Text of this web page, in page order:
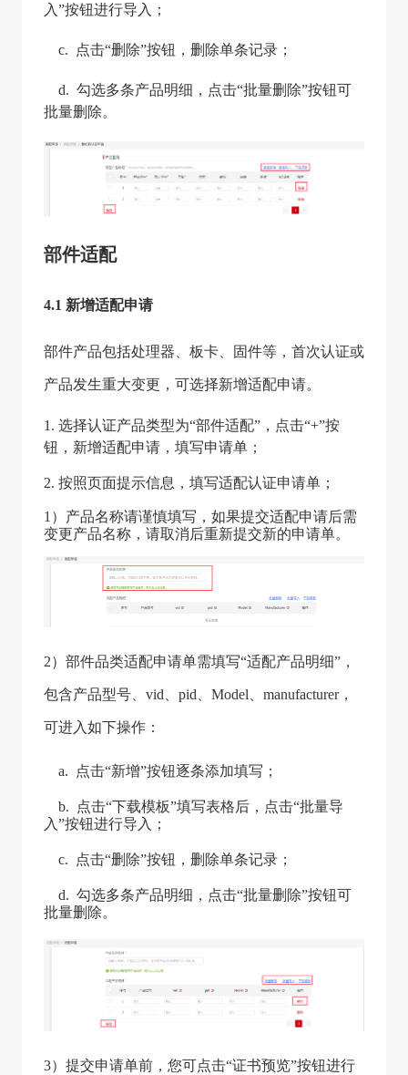
入”按钮进行导入；
c. 点击“删除”按钮，删除单条记录；
d. 勾选多条产品明细，点击“批量删除”按钮可
批量删除。
部件适配
4.1 新增适配申请
部件产品包括处理器、板卡、固件等，首次认证或
产品发生重大变更，可选择新增适配申请。
1 . 选择认证产品类型为“部件适配”，点击“+”按
钮，新增适配申请，填写申请单；
2. 按照页面提示信息，填写适配认证申请单；
1）产品名称请谨慎填写，如果提交适配申请后需
变更产品名称，请取消后重新提交新的申请单。
2）部件品类适配申请单需填写“适配产品明细”，
包含产品型号、vid、pid、Model、manufacturer，
可进入如下操作：
a. 点击“新增”按钮逐条添加填写；
b. 点击“下载模板”填写表格后，点击“批量导
入”按钮进行导入；
c. 点击“删除”按钮，删除单条记录；
d. 勾选多条产品明细，点击“批量删除”按钮可
批量删除。
3）提交申请单前，您可点击“证书预览”按钮进行